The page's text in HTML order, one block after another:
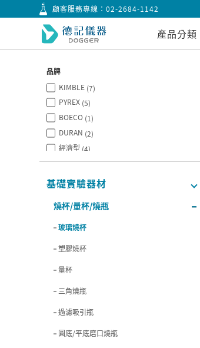
顧客服務專線：02-2684-1142
產品分類
品牌
KIMBLE (7)
PYREX (5)
BOECO (1)
DURAN (2)
經濟型 (4)
SIMAX(1)
SYNTHWARE (2)
CITOTEST(2)
基礎實驗器材
燒杯/量杯/燒瓶
玻璃燒杯
塑膠燒杯
量杯
三角燒瓶
過濾吸引瓶
圓底/平底磨口燒瓶